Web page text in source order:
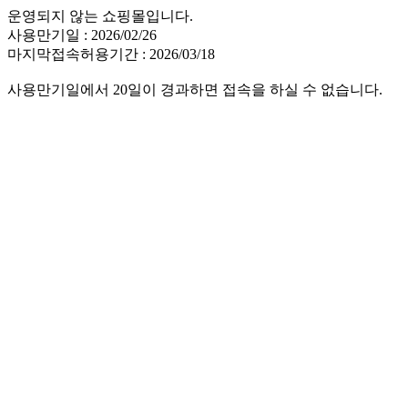
운영되지 않는 쇼핑몰입니다.
사용만기일 : 2026/02/26
마지막접속허용기간 : 2026/03/18
사용만기일에서 20일이 경과하면 접속을 하실 수 없습니다.